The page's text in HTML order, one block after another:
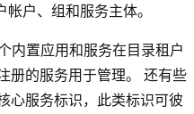
户、组和服务主体。
内置应用和服务在目录租户
册的服务用于管理。 还有些
心服务标识，此类标识可彼